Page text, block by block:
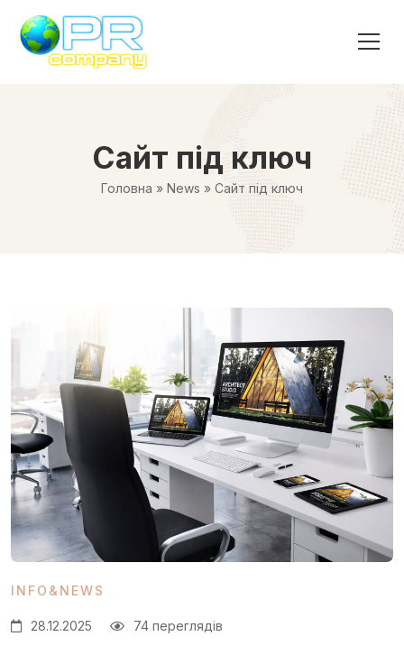
Сайт під ключ
Головна » News » Сайт під ключ
INFO&NEWS
28.12.2025 74 переглядів